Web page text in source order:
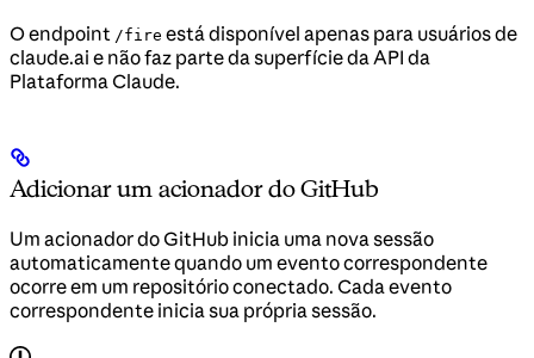
O endpoint /fire está disponível apenas para usuários de
claude.ai e não faz parte da superfície da API da
Plataforma Claude.
Adicionar um acionador do GitHub
Um acionador do GitHub inicia uma nova sessão
automaticamente quando um evento correspondente
ocorre em um repositório conectado. Cada evento
correspondente inicia sua própria sessão.